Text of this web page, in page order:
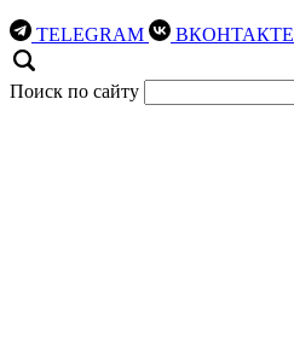
TELEGRAM ВКОНТАКТЕ
Поиск по сайту